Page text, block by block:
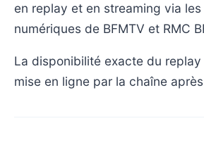
en replay et en streaming via
numériques de BFMTV et RMC
La disponibilité exacte du
mise en ligne par la chaîne